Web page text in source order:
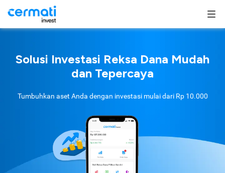
Solusi Investasi Reksa Dana Mudah
dan Tepercaya
Tumbuhkan aset Anda dengan investasi mulai dari Rp 10.000